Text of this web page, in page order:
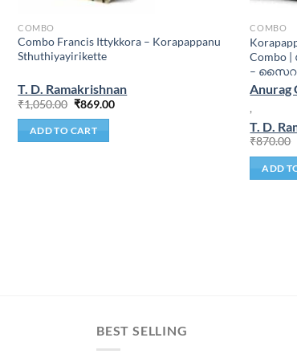
COMBO
Combo Francis Ittykkora – Korapappanu
Sthuthiyayirikette
T. D. Ramakrishnan
₹1,050.00 ₹869.00
ADD TO CART
COMBO
Combo
–
Anurag
,
T. D.
₹870.00
ADD
BEST SELLING